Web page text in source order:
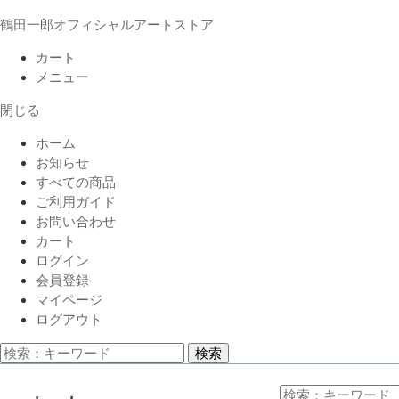
鶴田一郎オフィシャルアートストア
カート
メニュー
閉じる
ホーム
お知らせ
すべての商品
ご利用ガイド
お問い合わせ
カート
ログイン
会員登録
マイページ
ログアウト
検索